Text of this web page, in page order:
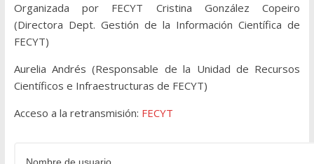
Organizada por FECYT Cristina González Copeiro
(Directora Dept. Gestión de la Información Científica de
FECYT)
Aurelia Andrés (Responsable de la Unidad de Recursos
Científicos e Infraestructuras de FECYT)
Acceso a la retransmisión: FECYT